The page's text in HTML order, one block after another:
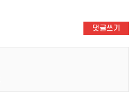
댓글쓰기